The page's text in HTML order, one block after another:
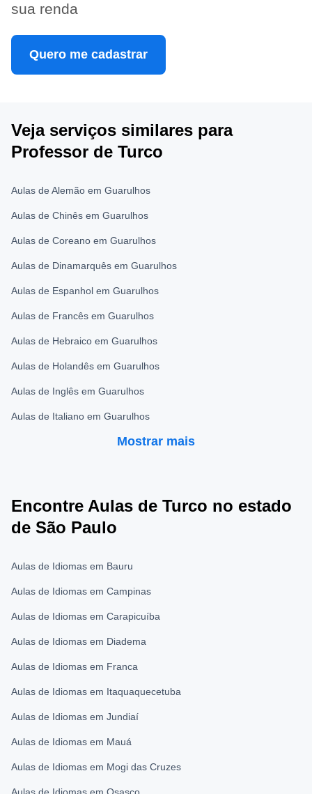
sua renda
Quero me cadastrar
Veja serviços similares para
Professor de Turco
Aulas de Alemão em Guarulhos
Aulas de Chinês em Guarulhos
Aulas de Coreano em Guarulhos
Aulas de Dinamarquês em Guarulhos
Aulas de Espanhol em Guarulhos
Aulas de Francês em Guarulhos
Aulas de Hebraico em Guarulhos
Aulas de Holandês em Guarulhos
Aulas de Inglês em Guarulhos
Aulas de Italiano em Guarulhos
Mostrar mais
Encontre Aulas de Turco no estado
de São Paulo
Aulas de Idiomas em Bauru
Aulas de Idiomas em Campinas
Aulas de Idiomas em Carapicuíba
Aulas de Idiomas em Diadema
Aulas de Idiomas em Franca
Aulas de Idiomas em Itaquaquecetuba
Aulas de Idiomas em Jundiaí
Aulas de Idiomas em Mauá
Aulas de Idiomas em Mogi das Cruzes